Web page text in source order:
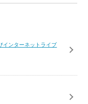
ンターネットライブ